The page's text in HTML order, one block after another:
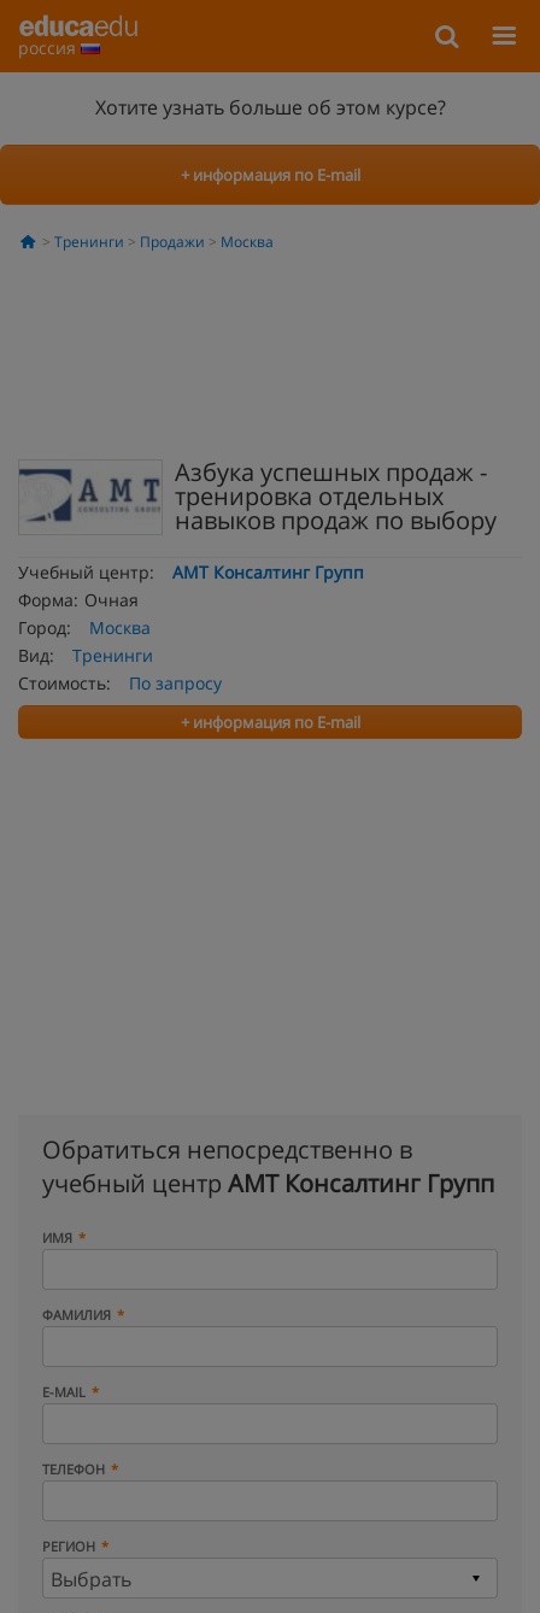
россия
Хотите узнать больше об этом курсе?
+ информация по E-mail
Тренинги Продажи Москва
Азбука успешных продаж -
тренировка отдельных
навыков продаж по выбору
Учебный центр:
АМТ Консалтинг Групп
Форма: Очная
Город:
Москва
Вид:
Тренинги
Стоимость:
По запросу
+ информация по E-mail
Обратиться непосредственно в
учебный центр АМТ Консалтинг Групп
ИМЯ
ФАМИЛИЯ
E-MAIL
ТЕЛЕФОН
РЕГИОН